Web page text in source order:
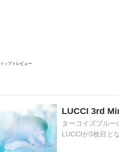
トップ レビュー
LUCCI 3rd
ターコイズブル
LUCCIが3枚目と